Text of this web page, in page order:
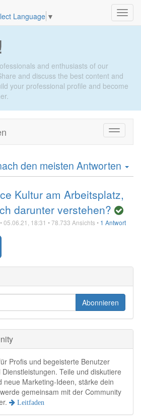
Language ▼
and enthusiasts of our
and discuss the best content and
your professional profile and become
Zu
den meisten Antworten
Kultur am Arbeitsplatz,
darunter verstehen?
•05.06.21, 18:31 •78.733 Ansichts • 1 Antwort
auswählen
Abonnieren
Profis und begeisterte Benutzer
Teile und diskutiere
neue Marketing-Ideen, stärke dein
gemeinsam mit der Community
Leitfaden